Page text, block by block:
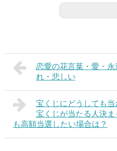
恋愛の花言葉・愛・
れ・悲しい
宝くじにどうしても
宝くじが当たる人決
も高額当選したい場合は？